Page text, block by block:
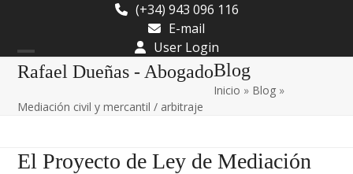
content
(+34) 943 096 116
E-mail
User Login
Rafael Dueñas - Abogado
Open
Close
Blog
Inicio » Blog »
Mediación civil y mercantil / arbitraje
El Proyecto de Ley de Mediación